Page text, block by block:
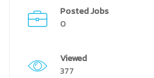
Posted Jobs
0
Viewed
377